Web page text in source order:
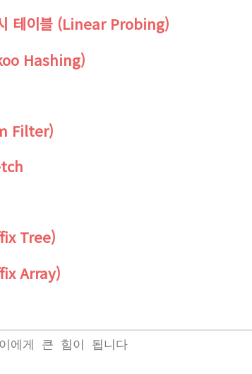
테이블 (Linear Probing)
Hashing)
Filter)
Tree)
Array)